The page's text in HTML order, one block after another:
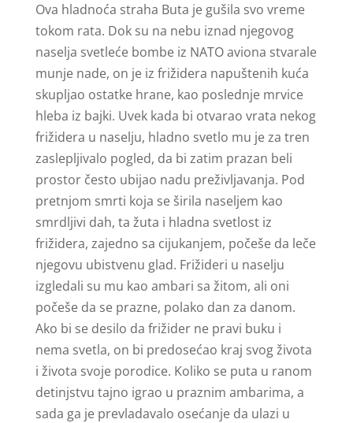
Ova hladnoća straha Buta je gušila svo vreme
tokom rata. Dok su na nebu iznad njegovog
naselja svetleće bombe iz NATO aviona stvarale
munje nade, on je iz frižidera napuštenih kuća
skupljao ostatke hrane, kao poslednje mrvice
hleba iz bajki. Uvek kada bi otvarao vrata nekog
frižidera u naselju, hladno svetlo mu je za tren
zaslepljivalo pogled, da bi zatim prazan beli
prostor često ubijao nadu preživljavanja. Pod
pretnjom smrti koja se širila naseljem kao
smrdljivi dah, ta žuta i hladna svetlost iz
frižidera, zajedno sa cijukanjem, počeše da leče
njegovu ubistvenu glad. Frižideri u naselju
izgledali su mu kao ambari sa žitom, ali oni
počeše da se prazne, polako dan za danom.
Ako bi se desilo da frižider ne pravi buku i
nema svetla, on bi predosećao kraj svog života
i života svoje porodice. Koliko se puta u ranom
detinjstvu tajno igrao u praznim ambarima, a
sada ga je prevladavalo osećanje da ulazi u